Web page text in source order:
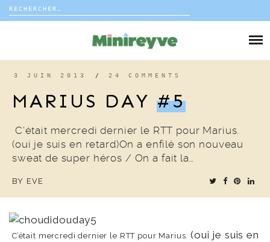
Rechercher :
DÉCO
VOYAGE
3 JUIN 2013 / 24 COMMENTS
MARIUS DAY#5
C’était mercredi dernier le RTT pour Marius.
(oui je suis en retard)On a enfilé son nouveau
sweat de super héros / On a fait la…
BY EVE
C’était mercredi dernier le RTT pour Marius.(oui je suis en